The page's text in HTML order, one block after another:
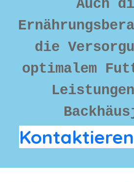
Auch
die
optimalem
K